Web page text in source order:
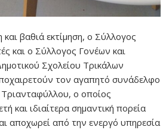
και βαθιά εκτίμηση, ο Σύλλογος
και ο Σύλλογος Γονέων και
Σχολείου Τρικάλων
τον αγαπητό συνάδελφο
ο οποίος
και ιδιαίτερα σημαντική πορεία
αποχωρεί από την ενεργό υπηρεσία